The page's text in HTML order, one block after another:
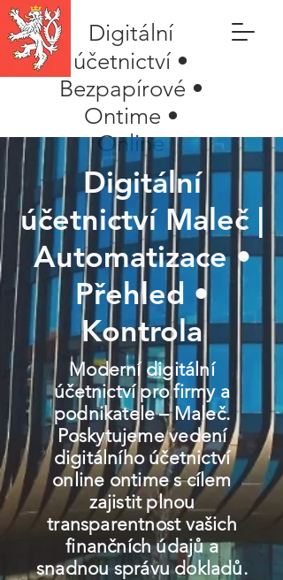
Digitální
účetnictví •
Bezpapírové •
Ontime •
Online
Digitální
účetnictví Maleč |
Automatizace •
Přehled •
Kontrola
Moderní digitální
účetnictví pro firmy a
podnikatele – Maleč.
Poskytujeme vedení
digitálního účetnictví
online ontime s cílem
zajistit plnou
transparentnost vašich
finančních údajů a
snadnou správu dokladů.